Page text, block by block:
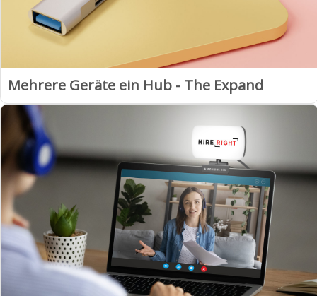
Mehrere Geräte ein Hub - The Expand